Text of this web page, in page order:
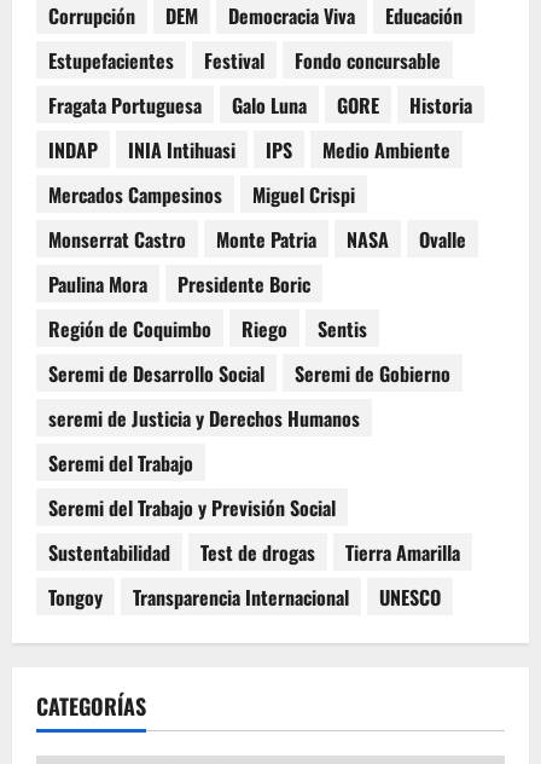
Corrupción DEM Democracia Viva
Educación
Estupefacientes
Festival
Fondo concursable
Fragata Portuguesa
Galo Luna GORE
Historia
INDAP
INIA Intihuasi IPS
Medio Ambiente
Mercados Campesinos
Miguel Crispi
Monserrat Castro
Monte Patria NASA
Ovalle
Paulina Mora
Presidente Boric
Región de Coquimbo
Riego
Sentis
Seremi de Desarrollo Social
Seremi de Gobierno
seremi de Justicia y Derechos Humanos
Seremi del Trabajo
Seremi del Trabajo y Previsión Social
Sustentabilidad
Test de drogas
Tierra Amarilla
Tongoy
Transparencia Internacional UNESCO
CATEGORÍAS